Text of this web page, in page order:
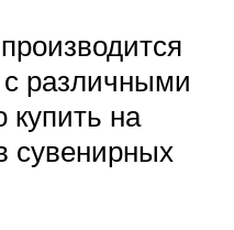
различными
купить на
сувенирных